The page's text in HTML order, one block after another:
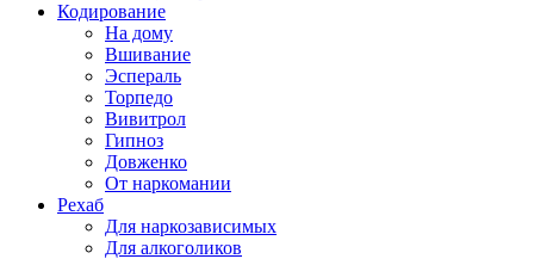
Кодирование
На дому
Вшивание
Эспераль
Торпедо
Вивитрол
Гипноз
Довженко
От наркомании
Рехаб
Для наркозависимых
Для алкоголиков